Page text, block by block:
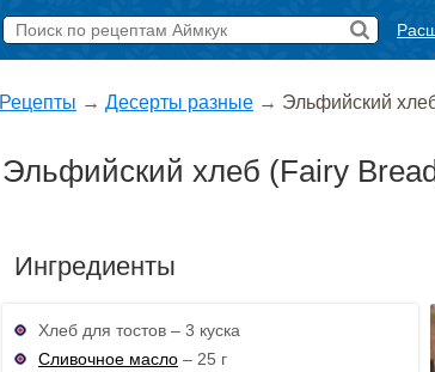
Рецепты → Десерты разные → Эльфийский
Эльфийский хлеб (Fairy
Ингредиенты
Хлеб для тостов – 3 куска
Сливочное масло – 25 г